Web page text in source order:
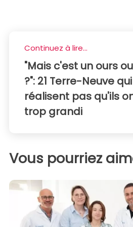
Continuez à lire...
"Mais c'est un ours
?": 21 Terre-Neuve
réalisent pas qu'ils
trop grandi
Vous pourriez